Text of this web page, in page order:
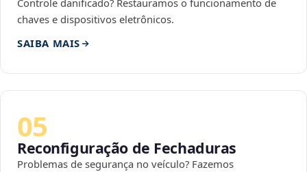
Controle danificado? Restauramos o funcionamento de
chaves e dispositivos eletrônicos.
SAIBA MAIS
05
Reconfiguração de Fechaduras
Problemas de segurança no veículo? Fazemos